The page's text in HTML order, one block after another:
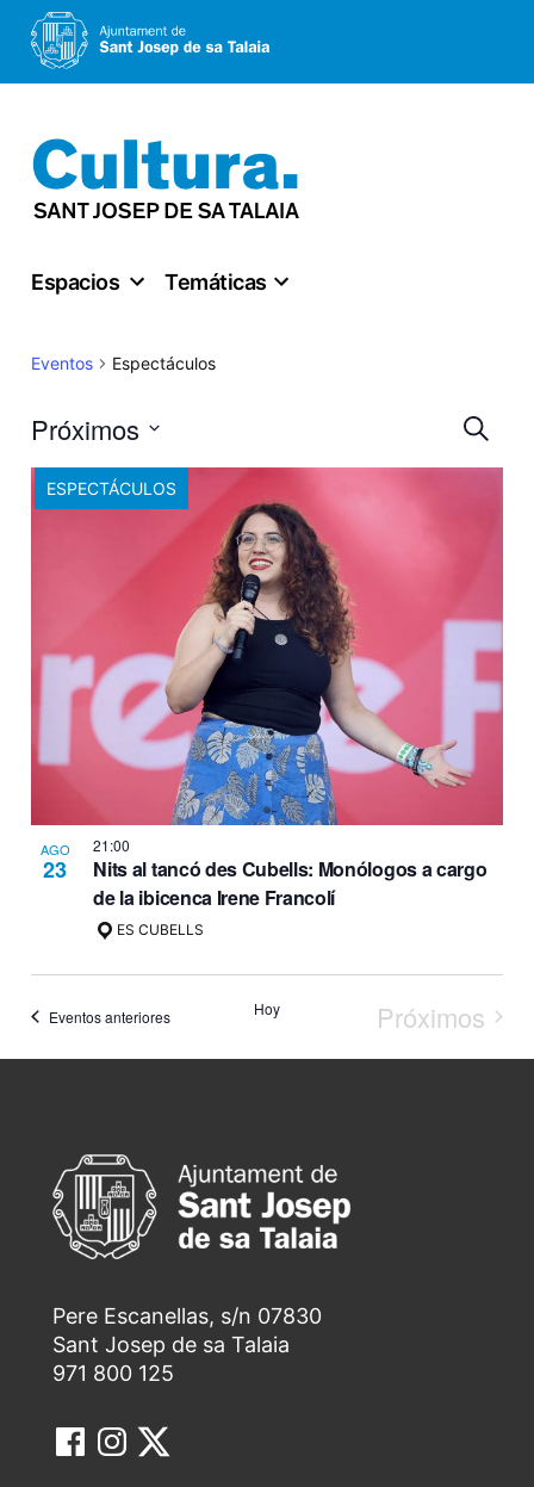
al
contenido
Espacios Temáticas
Eventos Espectáculos
de
de
Buscar
Próximos
Seleccionar
fecha.
ESPECTÁCULOS
AGO
23
21:00
Nits al tancó des Cubells: Monólogos a cargo
de la ibicenca Irene Francolí
ES CUBELLS
Eventos anteriores Hoy
Próximos
Eventos
Pere Escanellas, s/n 07830
Sant Josep de sa Talaia
971 800 125